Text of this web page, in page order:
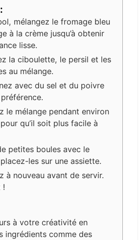
mélangez le fromage bleu
à la crème jusqu’à obtenir
lisse.
la ciboulette, le persil et les
au mélange.
avec du sel et du poivre
le mélange pendant environ
qu’il soit plus facile à
petites boules avec le
les sur une assiette.
à nouveau avant de servir.
!
à votre créativité en
ingrédients comme des